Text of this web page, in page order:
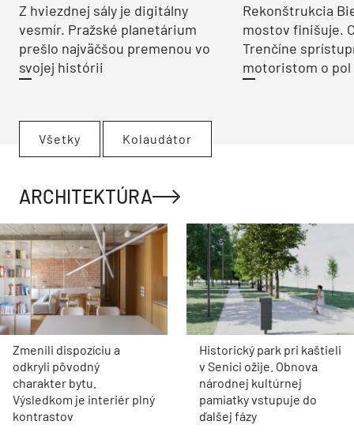
Z hviezdnej sály je digitálny
vesmír. Pražské planetárium
prešlo najväčšou premenou vo
svojej histórii
Rekonštrukcia
mostov finišuje.
Trenčíne
motoristom o pol
Všetky Kolaudátor
ARCHITEKTÚRA
Zmenili dispozíciu a
odkryli pôvodný
charakter bytu.
Výsledkom je interiér plný
kontrastov
Historický park pri kaštieli
v Senici ožije. Obnova
národnej kultúrnej
pamiatky vstupuje do
ďalšej fázy